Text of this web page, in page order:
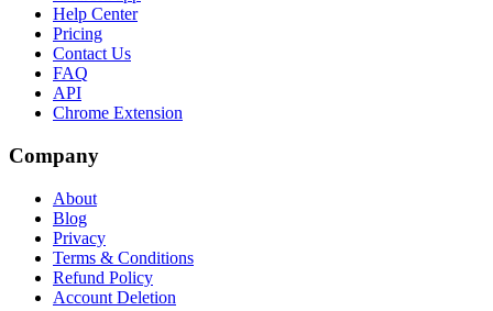
Help Center
Pricing
Contact Us
FAQ
API
Chrome Extension
Company
About
Blog
Privacy
Terms & Conditions
Refund Policy
Account Deletion